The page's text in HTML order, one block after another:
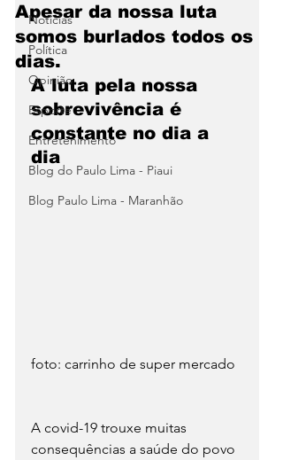
Notícias
Política
Opinião
Esporte
Entretenimento
Blog do Paulo Lima - Piaui
Blog Paulo Lima - Maranhão
Apesar da nossa luta
somos burlados todos os
dias.
A luta pela nossa
sobrevivência é
constante no dia a
dia
foto: carrinho de super mercado
A covid-19 trouxe muitas
consequências a saúde do povo